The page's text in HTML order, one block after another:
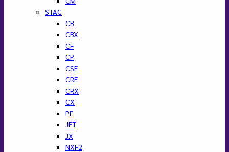
STAC
CB
CBX
CF
CP
CSE
CRE
CRX
CX
PF
JET
JX
NXF2